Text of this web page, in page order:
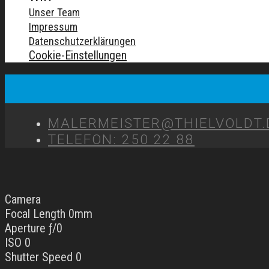
Unser Team
Impressum
Datenschutzerklärungen
Cookie-Einstellungen
TELEFON: 250 22 88
Camera
Focal Length 0mm
Aperture ƒ/0
ISO 0
Shutter Speed 0